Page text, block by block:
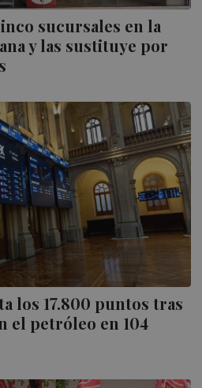
sucursales en la
y las sustituye por
los 17.800 puntos tras
el petróleo en 104